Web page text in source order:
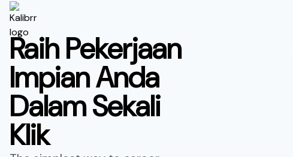
Raih Pekerjaan
Impian Anda
Dalam Sekali
Klik